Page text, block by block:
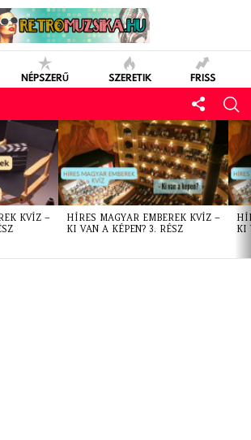
NÉPSZERŰ SZERETIK FRISS
KVÍZ –
HÍRES MAGYAR EMBEREK KVÍZ –
KI VAN A KÉPEN? 3. RÉSZ
KI